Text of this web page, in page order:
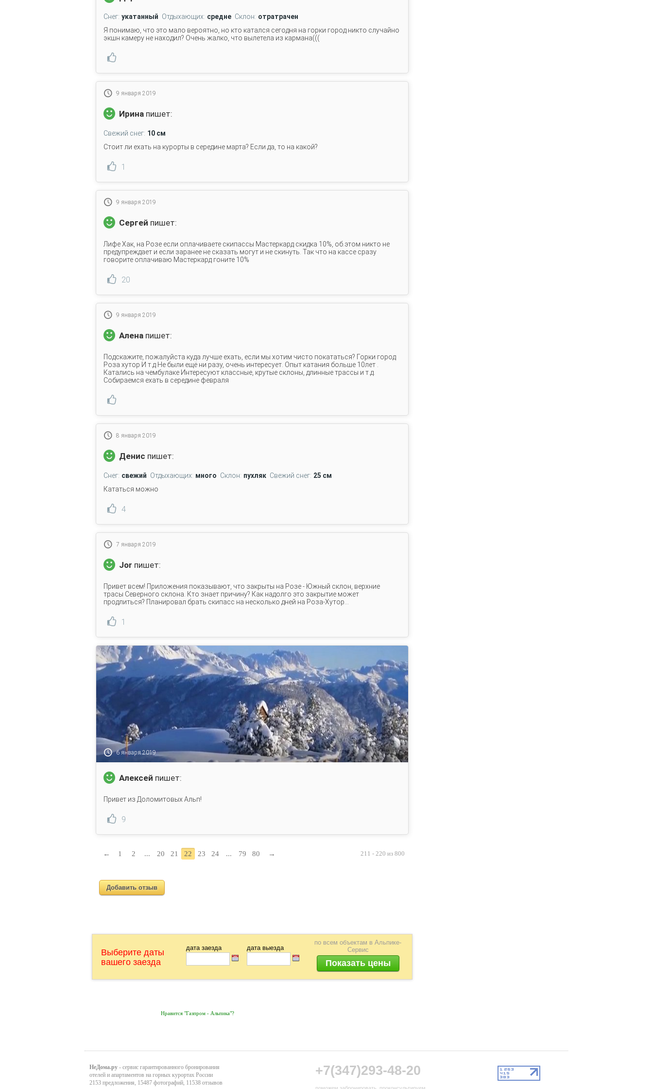
Снег: укатанный Отдыхающих: средне Склон: отратрачен
Я понимаю, что это мало вероятно, но кто катался сегодня на горки город никто случайно
экшн камеру не находил? Очень жалко, что вылетела из кармана(((
9 января 2019
Ирина пишет:
Свежий снег: 10 см
Стоит ли ехать на курорты в середине марта? Если да, то на какой?
1
9 января 2019
Сергей пишет:
Лифе Хак, на Розе если оплачиваете скипассы Мастеркард скидка 10%, об.этом никто не
предупреждает и если заранее не сказать могут и не скинуть. Так что на кассе сразу
говорите оплачиваю Мастеркард гоните 10%
20
9 января 2019
Алена пишет:
Подскажите, пожалуйста куда лучше ехать, если мы хотим чисто покататься? Горки город
Роза хутор И т.д Не были ещё ни разу, очень интересует. Опыт катания больше 10лет .
Катались на чембулаке Интересуют классные, крутые склоны, длинные трассы и т.д.
Собираемся ехать в середине февраля
8 января 2019
Денис пишет:
Снег: свежий Отдыхающих: много Склон: пухляк Свежий снег: 25 см
Кататься можно
4
7 января 2019
Jor пишет:
Привет всем! Приложения показывают, что закрыты на Розе - Южный склон, верхние
трасы Северного склона. Кто знает причину? Как надолго это закрытие может
продлиться? Планировал брать скипасс на несколько дней на Роза-Хутор...
1
6 января 2019
Алексей пишет:
Привет из Доломитовых Альп!
9
211 - 220 из 800
← 1 2 ... 20 21 22 23 24 ... 79 80 →
Добавить отзыв
Выберите даты
вашего заезда
дата заезда дата выезда
по всем объектам в Альпике-
Сервис
Нравится "Газпром - Альпика"?
НеДома.ру - сервис гарантированного бронирования
отелей и апартаментов на горных курортах России
2153 предложения, 15487 фотографий, 11538 отзывов
+7(347)293-48-20